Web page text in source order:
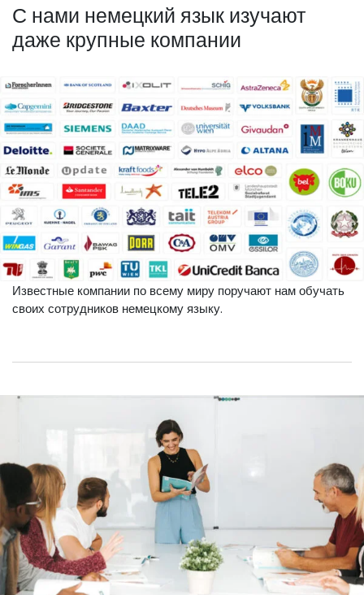
С нами немецкий язык изучают
даже крупные компании
Известные компании по всему миру поручают нам обучать
своих сотрудников немецкому языку.